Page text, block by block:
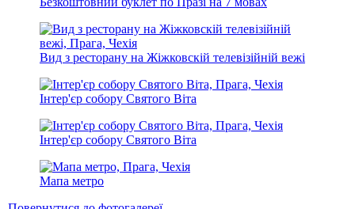
Вид з ресторану на Жіжковскій телевізійній вежі
Інтер'єр собору Святого Віта
Інтер'єр собору Святого Віта
Мапа метро